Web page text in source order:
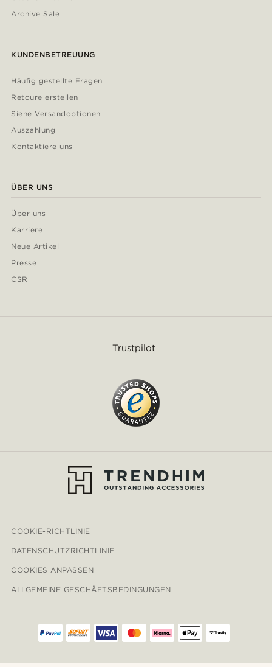
Archive Sale
KUNDENBETREUUNG
Häufig gestellte Fragen
Retoure erstellen
Siehe Versandoptionen
Auszahlung
Kontaktiere uns
ÜBER UNS
Über uns
Karriere
Neue Artikel
Presse
CSR
Trustpilot
COOKIE-RICHTLINIE
DATENSCHUTZRICHTLINIE
COOKIES ANPASSEN
ALLGEMEINE GESCHÄFTSBEDINGUNGEN